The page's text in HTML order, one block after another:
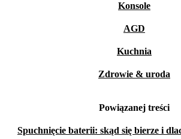
Konsole
AGD
Kuchnia
Zdrowie & uroda
Powiązanej treści
Spuchnięcie baterii: skąd się bierze i